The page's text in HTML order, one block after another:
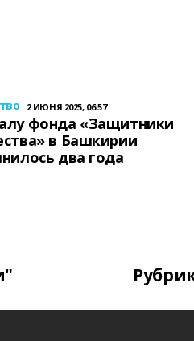
2 ИЮНЯ 2025, 06:57
фонда «Защитники
в Башкирии
два года